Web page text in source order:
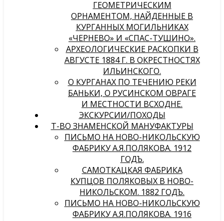
ГЕОМЕТРИЧЕСКИМ
ОРНАМЕНТОМ, НАЙДЕННЫЕ В
КУРГАННЫХ МОГИЛЬНИКАХ
«ЧЕРНЕВО» И «СПАС-ТУШИНО».
АРХЕОЛОГИЧЕСКИЕ РАСКОПКИ В
АВГУСТЕ 1884 Г. В ОКРЕСТНОСТЯХ
ИЛЬИНСКОГО.
О КУРГАНАХ ПО ТЕЧЕНИЮ РЕКИ
БАНЬКИ, О РУСИНСКОМ ОВРАГЕ
И МЕСТНОСТИ ВСХОДНЕ.
ЭКСКУРСИИ/ПОХОДЫ
Т-ВО ЗНАМЕНСКОЙ МАНУФАКТУРЫ
ПИСЬМО НА НОВО-НИКОЛЬСКУЮ
ФАБРИКУ А.Я.ПОЛЯКОВА. 1912
ГОДЪ.
САМОТКАЦКАЯ ФАБРИКА
КУПЦОВ ПОЛЯКОВЫХ В НОВО-
НИКОЛЬСКОМ. 1882 ГОДЪ.
ПИСЬМО НА НОВО-НИКОЛЬСКУЮ
ФАБРИКУ А.Я.ПОЛЯКОВА. 1916